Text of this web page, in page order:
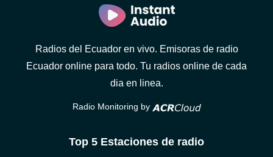
Radios del Ecuador en vivo. Emisoras de radio
Ecuador online para todo. Tu radios online de cada
dia en linea.
Radio Monitoring by
Top 5 Estaciones de radio